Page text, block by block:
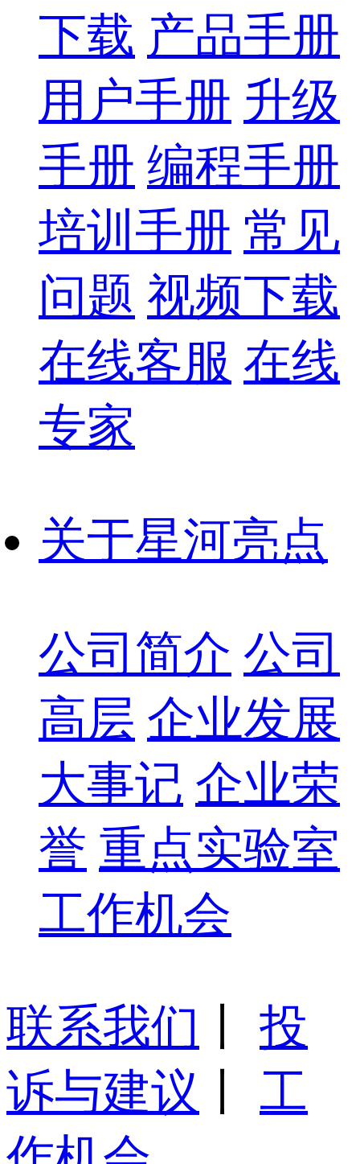
下载 产品手册
用户手册 升级
手册 编程手册
培训手册 常见
问题 视频下载
在线客服 在线
专家
关于星河亮点
公司简介 公司
高层 企业发展
大事记 企业荣
誉 重点实验室
工作机会
联系我们
投
诉与建议
工